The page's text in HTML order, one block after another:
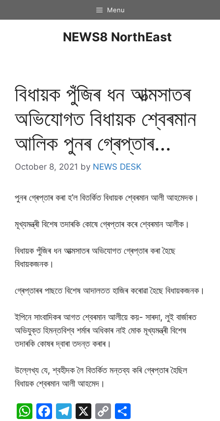
Menu
NEWS8 NorthEast
বিধায়ক পুঁজিৰ ধন আত্মসাতৰ
অভিযোগত বিধায়ক শ্বেৰমান
আলিক পুনৰ গ্ৰেপ্তাৰ…
October 8, 2021 by NEWS DESK
পুনৰ গ্ৰেপ্তাৰ কৰা হ’ল বিতৰ্কিত বিধায়ক শ্বেৰমান আলী আহমেদক।
মূখ্যমন্ত্ৰী বিশেষ তদাৰকি কোষে গ্ৰেপ্তাৰ কৰে শ্বেৰমান আলীক।
বিধায়ক পুঁজিৰ ধন আত্মসাতৰ অভিযোগত গ্ৰেপ্তাৰ কৰা হৈছে
বিধায়কজনক।
গ্ৰেপ্তাৰৰ পাছতে বিশেষ আদালতত হাজিৰ কৰোৱা হৈছে বিধায়কজনক।
ইপিনে সাংবাদিকৰ আগত শ্বেৰমান আলীয়ে কয়- সাৰদা, লুই বাৰ্জাৰত
অভিযুক্ত হিমন্তবিশ্ব শৰ্মাৰ অধিকাৰ নাই মোক মূখ্যমন্ত্ৰী বিশেষ
তদাৰকি কোষৰ দ্বাৰা তদন্ত কৰাৰ।
উল্লেখ্য যে, শ্বহীদক লৈ বিতৰ্কিত মন্তব্য কৰি গ্ৰেপ্তাৰ হৈছিল
বিধায়ক শ্বেৰমান আলী আহমেদ।
W F
T
X
C